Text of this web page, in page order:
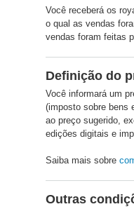
Você receberá os
o qual as vendas
vendas foram feitas
Definição do
Você informará um
(imposto sobre bens
ao preço sugerido,
edições digitais e
Saiba mais sobre
Outras